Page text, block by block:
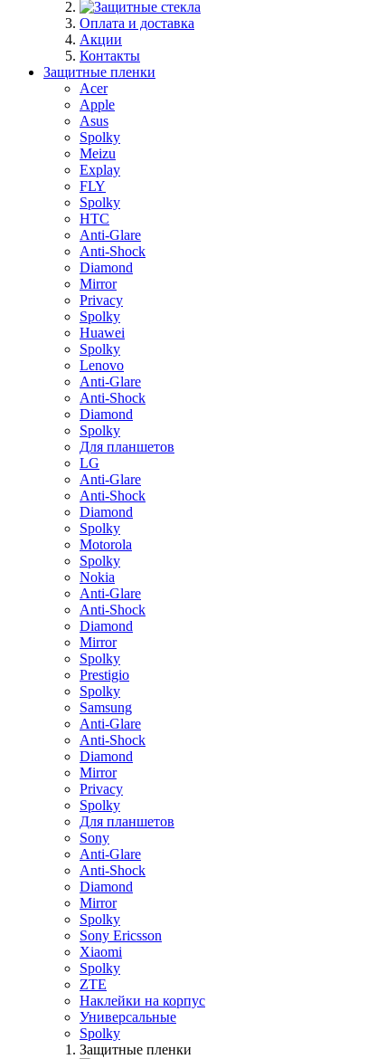
Оплата и доставка
Акции
Контакты
Защитные пленки
Acer
Apple
Asus
Spolky
Meizu
Explay
FLY
Spolky
HTC
Anti-Glare
Anti-Shock
Diamond
Mirror
Privacy
Spolky
Huawei
Spolky
Lenovo
Anti-Glare
Anti-Shock
Diamond
Spolky
Для планшетов
LG
Anti-Glare
Anti-Shock
Diamond
Spolky
Motorola
Spolky
Nokia
Anti-Glare
Anti-Shock
Diamond
Mirror
Spolky
Prestigio
Spolky
Samsung
Anti-Glare
Anti-Shock
Diamond
Mirror
Privacy
Spolky
Для планшетов
Sony
Anti-Glare
Anti-Shock
Diamond
Mirror
Spolky
Sony Ericsson
Xiaomi
Spolky
ZTE
Наклейки на корпус
Универсальные
Spolky
Защитные пленки